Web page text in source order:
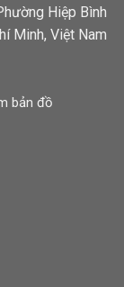
Hiệp Bình
Minh, Việt Nam
bản đồ